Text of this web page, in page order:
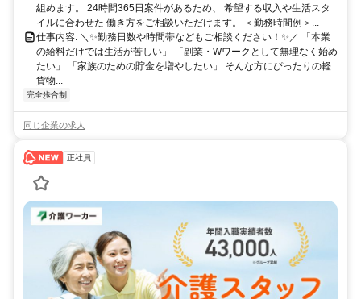
組めます。 24時間365日案件があるため、 希望する収入や生活スタ
イルに合わせた 働き方をご相談いただけます。 ＜勤務時間例＞...
仕事内容: ＼✨勤務日数や時間帯などもご相談ください！✨／ 「本業
の給料だけでは生活が苦しい」 「副業・Wワークとして無理なく始め
たい」 「家族のための貯金を増やしたい」 そんな方にぴったりの軽
貨物...
完全歩合制
同じ企業の求人
正社員